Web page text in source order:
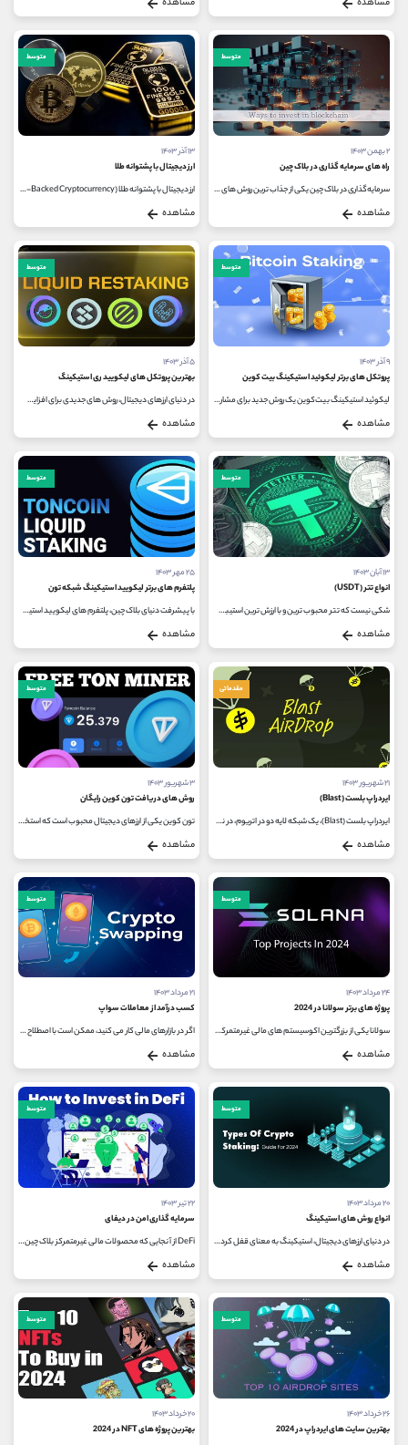
مشاهده مشاهده
متوسط
۲ بهمن ۱۴۰۳
راه های سرمایه گذاری در بلاک چین
سرمایه‌گذاری در بلاک چین یکی از جذاب ‌ترین روش ‌های کسب درآمد بوده که نیازمند آگاهی، تحقیق و درک عمیق از فناوری و...
مشاهده
متوسط
۱۳ آذر ۱۴۰۳
ارز دیجیتال با پشتوانه طلا
ارز دیجیتال با پشتوانه طلا (Gold-Backed Cryptocurrency) نوعی ارز دیجیتال بوده که ارزش آن‌ مستقیماً به قیمت طلا وابسته است. هر...
مشاهده
متوسط
۹ آذر ۱۴۰۳
پروتکل های برتر لیکوئید استیکینگ بیت کوین
لیکوئید استیکینگ بیت‌کوین یک روش جدید برای مشارکت در فرآیند استیکینگ است که به کاربران این امکان را می ‌دهد دارایی ‌های...
مشاهده
متوسط
۵ آذر ۱۴۰۳
بهترین پروتکل‌ های لیکویید ری استیکینگ
در دنیای ارزهای دیجیتال، روش‌ های جدیدی برای افزایش کارایی و بهبود امنیت شبکه ‌های بلاک چین پدید آمده است. یکی از این روش...
مشاهده
متوسط
۱۳ آبان ۱۴۰۳
انواع تتر (USDT)
شکی نیست که تتر محبوب ترین و با ارزش ترین استیبل کوین در بازار ارز دیجیتال است. تتر آنقدر محبوب است که تقریباً در هر بلاک چین...
مشاهده
متوسط
۲۵ مهر ۱۴۰۳
پلتفرم های برتر لیکویید استیکینگ شبکه تون
با پیشرفت دنیای بلاک چین، پلتفرم‌ های لیکویید استیکینگ شبکه تون (TON)به عنوان گزینه‌ ای جذاب برای کاربران و سرمایه‌گذاران...
مشاهده
مقدماتی
۲۱ شهریور ۱۴۰۳
ایردراپ بلست (Blast)
ایردراپ بلست (Blast)، یک شبکه لایه دو در اتریوم، در نوامبر 2023 با هدف کمک به مقیاس اتریوم معرفی شد و چیزی که آن را از رقبای خود متمایز...
مشاهده
متوسط
۳ شهریور ۱۴۰۳
روش های دریافت تون کوین رایگان
تون کوین یکی از ارزهای دیجیتال محبوب است که استخراج آن در سال 2022 به پایان می رسد. با داغ شدن اکوسیستم تون و با انتشار بازی های...
مشاهده
متوسط
۲۴ مرداد ۱۴۰۳
پروژه های برتر سولانا در 2024
سولانا یکی از بزرگترین اکوسیستم های مالی غیرمتمرکز در صنعت ارزهای دیجیتال است. این پروژه پس از فروپاشی صرافی FTX در سال 2021 بهبود...
مشاهده
متوسط
۲۱ مرداد ۱۴۰۳
کسب درآمد از معاملات سواپ
اگر در بازارهای مالی کار می کنید، ممکن است با اصطلاح سواپ آشنا باشید زیرا به دلیل گستردگی و پویایی بازارهای جهانی، یکی از پرکاربردترین...
مشاهده
متوسط
۲۰ مرداد ۱۴۰۳
انواع روش های استیکینگ
در دنیای ارزهای دیجیتال، استیکینگ به معنای قفل کردن توکن ها برای پشتیبانی از عملیات شبکه بلاک چین و کسب پاداش است. این روش...
مشاهده
متوسط
۲۲ تیر ۱۴۰۳
سرمایه گذاری امن در دیفای
DeFi از آنجایی که محصولات مالی غیرمتمرکز بلاک چین را ارائه می دهد مورد استقبال کاربران رمزارز قرار گرفته است. خدمات مالی غیرمتمرکز...
مشاهده
متوسط
۲۶ خرداد ۱۴۰۳
بهترین سایت های ایردراپ در 2024
متوسط
۲۰ خرداد ۱۴۰۳
بهترین پروژه های NFT در 2024